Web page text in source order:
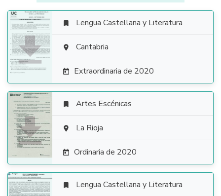

 Lengua Castellana y Literatura
 Cantabria
 Extraordinaria de 2020

 Artes Escénicas
 La Rioja
 Ordinaria de 2020
 Lengua Castellana y Literatura